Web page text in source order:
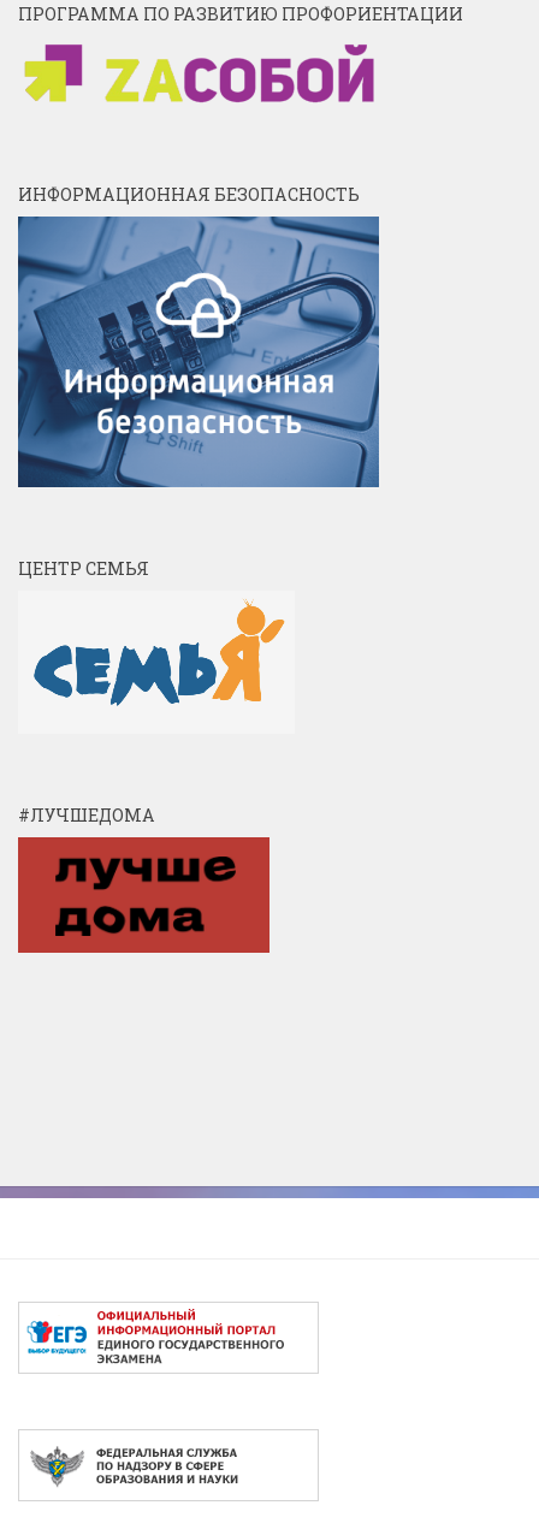
ПРОГРАММА ПО РАЗВИТИЮ ПРОФОРИЕНТАЦИИ
ИНФОРМАЦИОННАЯ БЕЗОПАСНОСТЬ
ЦЕНТР СЕМЬЯ
#ЛУЧШЕДОМА